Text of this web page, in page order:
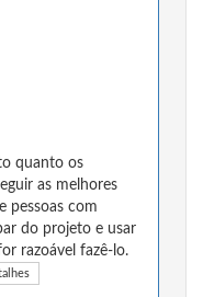
quanto os
as melhores
pessoas com
do projeto e usar
razoável fazê-lo.